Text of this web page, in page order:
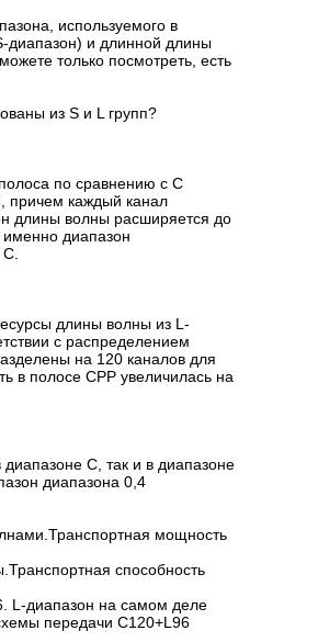
используемого в
диапазон) и длинной длины
только посмотреть, есть
из S и L групп?
по сравнению с C
причем каждый канал
длины волны расширяется до
диапазон
длины волны из L-
с распределением
на 120 каналов для
в полосе CPP увеличилась на
диапазоне C, так и в диапазоне
диапазона 0,4
мощность
способность
L-диапазон на самом деле
передачи C120+L96